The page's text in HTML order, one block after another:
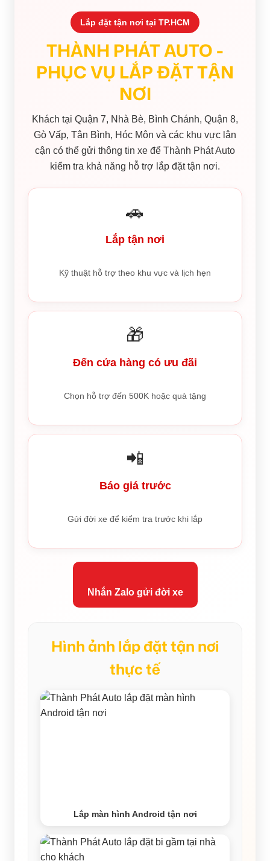
Lắp đặt tận nơi tại TP.HCM
THÀNH PHÁT AUTO -
PHỤC VỤ LẮP ĐẶT TẬN
NƠI
Khách tại Quận 7, Nhà Bè, Bình Chánh, Quận 8,
Gò Vấp, Tân Bình, Hóc Môn và các khu vực lân
cận có thể gửi thông tin xe để Thành Phát Auto
kiểm tra khả năng hỗ trợ lắp đặt tận nơi.
🚗
Lắp tận nơi
Kỹ thuật hỗ trợ theo khu vực và lịch hẹn
🎁
Đến cửa hàng có ưu đãi
Chọn hỗ trợ đến 500K hoặc quà tặng
📲
Báo giá trước
Gửi đời xe để kiểm tra trước khi lắp
Nhắn Zalo gửi đời xe
Hình ảnh lắp đặt tận nơi
thực tế
Lắp màn hình Android tận nơi